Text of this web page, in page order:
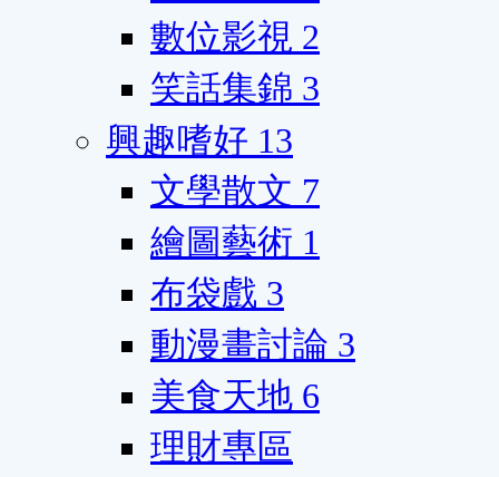
數位影視 2
笑話集錦 3
興趣嗜好 13
文學散文 7
繪圖藝術 1
布袋戲 3
動漫畫討論 3
美食天地 6
理財專區